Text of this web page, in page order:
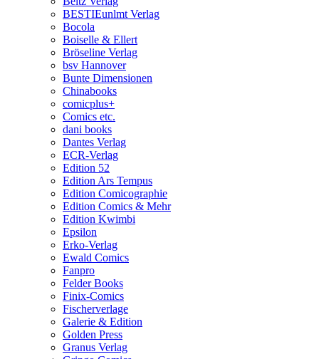
BESTIEunlmt Verlag
Bocola
Boiselle & Ellert
Bröseline Verlag
bsv Hannover
Bunte Dimensionen
Chinabooks
comicplus+
Comics etc.
dani books
Dantes Verlag
ECR-Verlag
Edition 52
Edition Ars Tempus
Edition Comicographie
Edition Comics & Mehr
Edition Kwimbi
Epsilon
Erko-Verlag
Ewald Comics
Fanpro
Felder Books
Finix-Comics
Fischerverlage
Galerie & Edition
Golden Press
Granus Verlag